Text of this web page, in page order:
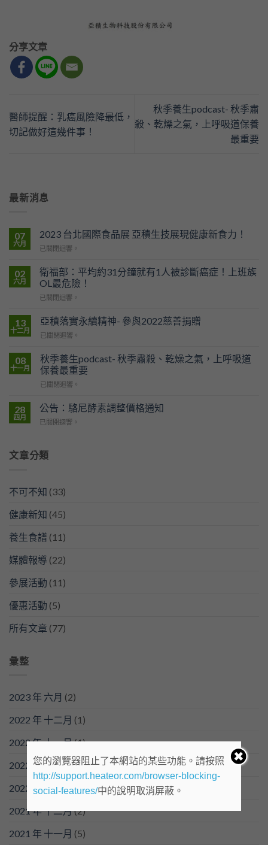
最新消息
07
六月
2023 台北國際食品展 亞積生技展現健康新食力！
2023
北
國
際
食
展
積
技
展
現
新
食
已關閉迴響。
02
六月
衛福部：平均約31分鐘就有1人被診斷癌症！上班族
OL最危險！
衛
部：
平
均
31
分
就
1
人
斷
癌
班
OL
最
危
險！
已關閉迴響。
13
十二月
亞積落實永續精神- 參與2022慈善捐贈
亞
落
實
永
續
神-
與
善
已關閉迴響。
08
十一月
秋季養生podcast- 秋季肅殺、乾燥之氣，上呼吸道
保養最重要
秋
養
生
podcast-
肅
之
上
吸
保
養
最
重
已關閉迴響。
28
四月
公告：駱尼酵素調整價格通知
公
尼
酵
整
格
知
已關閉迴響。
文章分類
不可不知 (33)
健康新知 (45)
養生食譜 (11)
媒體報導 (22)
參展活動 (11)
優惠活動 (5)
所有文章 (77)
彙整
2023 年 六月 (2)
2022 年 十二月 (1)
2022 年 十一月(1)
2022 年 四月(1)
2022 年 三月(1)
2021 年 十二月(2)
2021 年 十一月 (5)
分享文章
醫師提醒：乳癌風險降最低，
切記做好這幾件事！
秋季養生podcast- 秋季肅
殺、乾燥之氣，上呼吸道保養
最重要
您的瀏覽器阻止了本網站的某些功能。請按照
http://support.heateor.com/browser-blocking-
social-features/中的說明取消屏蔽。